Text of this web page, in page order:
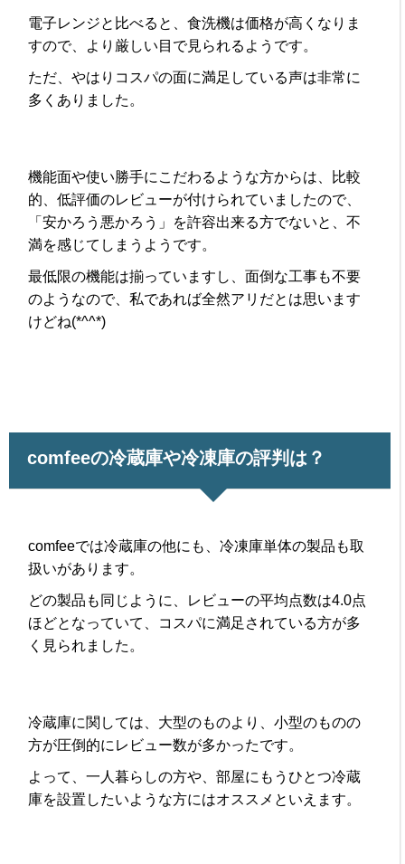
電子レンジと比べると、食洗機は価格が高くなりま
すので、より厳しい目で見られるようです。
ただ、やはりコスパの面に満足している声は非常に
多くありました。
機能面や使い勝手にこだわるような方からは、比較
的、低評価のレビューが付けられていましたので、
「安かろう悪かろう」を許容出来る方でないと、不
満を感じてしまうようです。
最低限の機能は揃っていますし、面倒な工事も不要
のようなので、私であれば全然アリだとは思います
けどね(*^^*)
comfeeの冷蔵庫や冷凍庫の評判は？
comfeeでは冷蔵庫の他にも、冷凍庫単体の製品も取
扱いがあります。
どの製品も同じように、レビューの平均点数は4.0点
ほどとなっていて、コスパに満足されている方が多
く見られました。
冷蔵庫に関しては、大型のものより、小型のものの
方が圧倒的にレビュー数が多かったです。
よって、一人暮らしの方や、部屋にもうひとつ冷蔵
庫を設置したいような方にはオススメといえます。